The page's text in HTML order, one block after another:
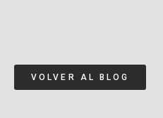
VOLVER AL BLOG